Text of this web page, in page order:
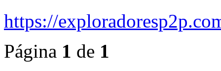
https://
Página 1 de 1